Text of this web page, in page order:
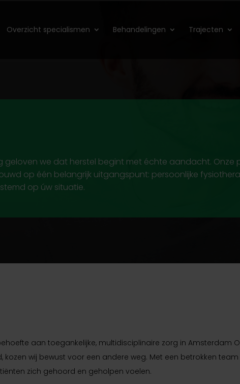
Overzicht specialismen Behandelingen Trajecten
geloven we dat herstel begint met échte aandacht. Onze
op één belangrijk uitgangspunt: persoonlijke
op úw situatie.
aan toegankelijke, multidisciplinaire zorg in Amsterdam
wij bewust voor een andere weg. Met een betrokken
zich gehoord en geholpen voelen.